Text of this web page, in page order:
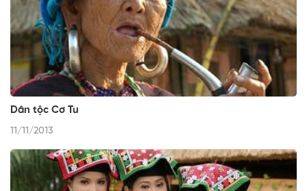
Dân tộc Cơ Tu
11/11/2013